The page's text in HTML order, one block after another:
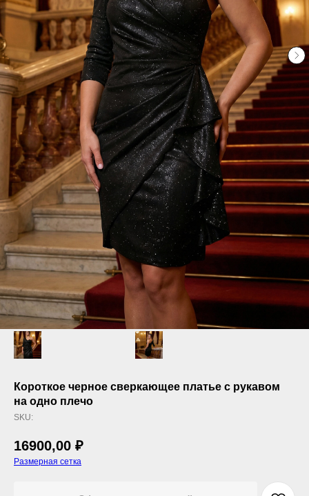
Короткое черное сверкающее платье с рукавом
на одно плечо
SKU:
16900,00 ₽
Размерная сетка